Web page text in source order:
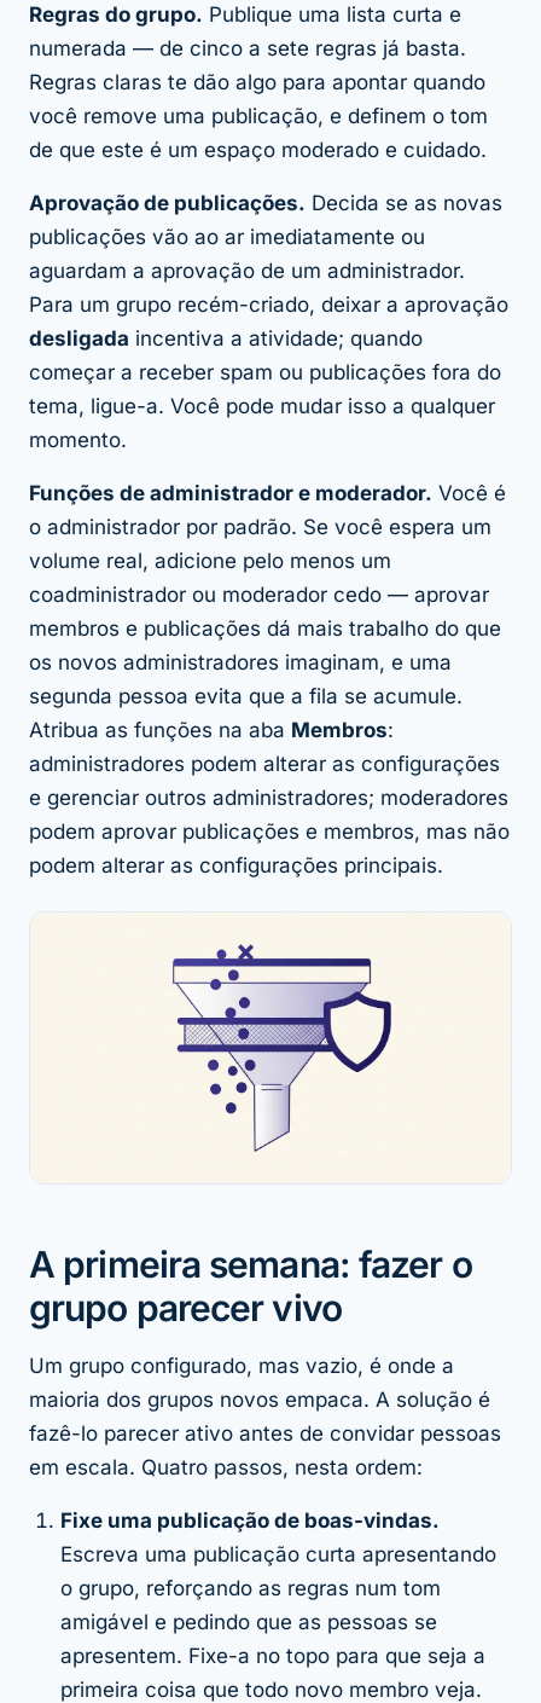
Regras do grupo. Publique uma lista curta e
numerada — de cinco a sete regras já basta.
Regras claras te dão algo para apontar quando
você remove uma publicação, e definem o tom
de que este é um espaço moderado e cuidado.
Aprovação de publicações. Decida se as novas
publicações vão ao ar imediatamente ou
aguardam a aprovação de um administrador.
Para um grupo recém-criado, deixar a aprovação
desligada incentiva a atividade; quando
começar a receber spam ou publicações fora do
tema, ligue-a. Você pode mudar isso a qualquer
momento.
Funções de administrador e moderador. Você é
o administrador por padrão. Se você espera um
volume real, adicione pelo menos um
coadministrador ou moderador cedo — aprovar
membros e publicações dá mais trabalho do que
os novos administradores imaginam, e uma
segunda pessoa evita que a fila se acumule.
Atribua as funções na aba Membros:
administradores podem alterar as configurações
e gerenciar outros administradores; moderadores
podem aprovar publicações e membros, mas não
podem alterar as configurações principais.
A primeira semana: fazer o
grupo parecer vivo
Um grupo configurado, mas vazio, é onde a
maioria dos grupos novos empaca. A solução é
fazê-lo parecer ativo antes de convidar pessoas
em escala. Quatro passos, nesta ordem:
Fixe uma publicação de boas-vindas.
Escreva uma publicação curta apresentando
o grupo, reforçando as regras num tom
amigável e pedindo que as pessoas se
apresentem. Fixe-a no topo para que seja a
primeira coisa que todo novo membro veja.